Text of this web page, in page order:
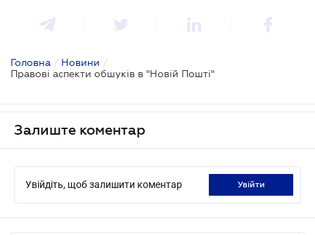
Головна / Новини /
Правові аспекти обшуків в "Новій Пошті"
Залиште коментар
Увійдіть, щоб залишити коментар увійти